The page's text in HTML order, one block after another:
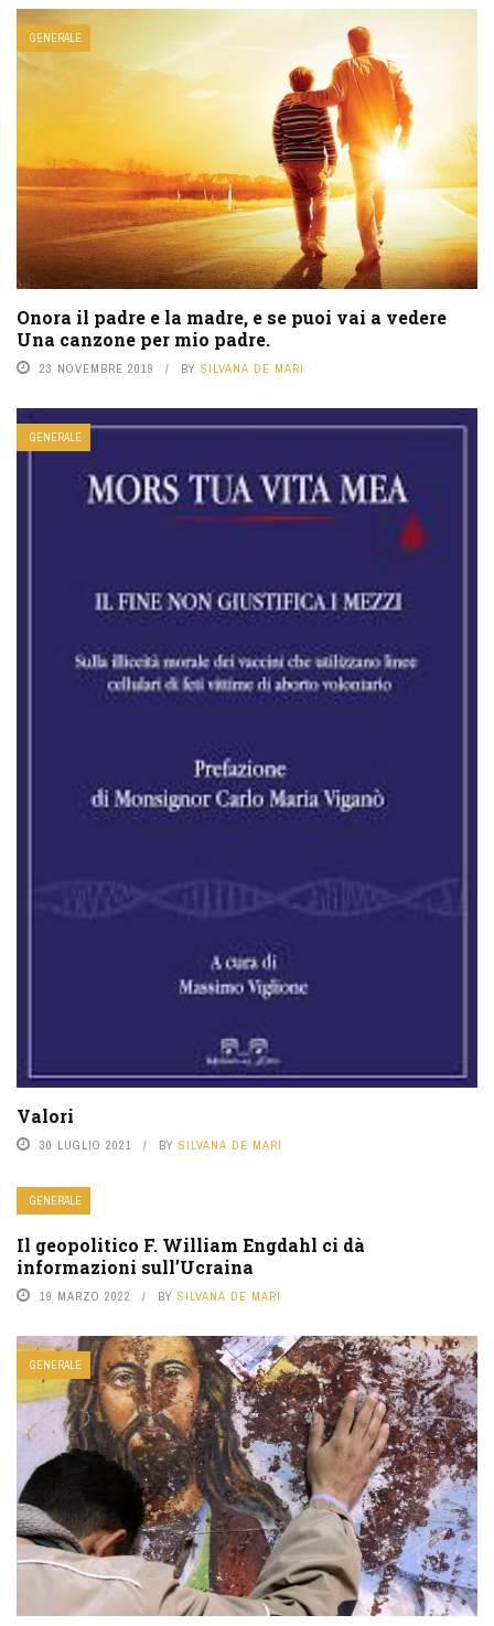
GENERALE
Onora il padre e la madre, e se puoi vai a vedere
Una canzone per mio padre.
23 NOVEMBRE 2019 BY SILVANA DE MARI
GENERALE
Valori
30 LUGLIO 2021 BY SILVANA DE MARI
GENERALE
Il geopolitico F. William Engdahl ci dà
informazioni sull’Ucraina
19 MARZO 2022 BY SILVANA DE MARI
GENERALE